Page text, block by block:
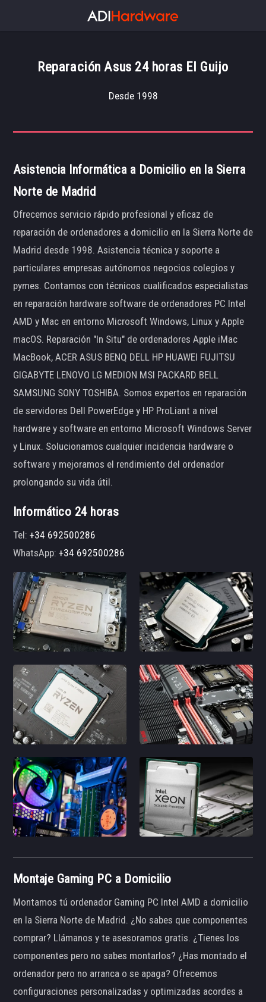
Reparación Asus 24 horas El Guijo
Desde 1998
Asistencia Informática a Domicilio en la Sierra
Norte de Madrid
Ofrecemos servicio rápido profesional y eficaz de
reparación de ordenadores a domicilio en la Sierra Norte de
Madrid desde 1998. Asistencia técnica y soporte a
particulares empresas autónomos negocios colegios y
pymes. Contamos con técnicos cualificados especialistas
en reparación hardware software de ordenadores PC Intel
AMD y Mac en entorno Microsoft Windows, Linux y Apple
macOS. Reparación "In Situ" de ordenadores Apple iMac
MacBook, ACER ASUS BENQ DELL HP HUAWEI FUJITSU
GIGABYTE LENOVO LG MEDION MSI PACKARD BELL
SAMSUNG SONY TOSHIBA. Somos expertos en reparación
de servidores Dell PowerEdge y HP ProLiant a nivel
hardware y software en entorno Microsoft Windows Server
y Linux. Solucionamos cualquier incidencia hardware o
software y mejoramos el rendimiento del ordenador
prolongando su vida útil.
Informático 24 horas
Tel:+34 692500286
WhatsApp:+34 692500286
Montaje Gaming PC a Domicilio
Montamos tú ordenador Gaming PC Intel AMD a domicilio
en la Sierra Norte de Madrid. ¿No sabes que componentes
comprar? Llámanos y te asesoramos gratis. ¿Tienes los
componentes pero no sabes montarlos? ¿Has montado el
ordenador pero no arranca o se apaga? Ofrecemos
configuraciones personalizadas y optimizadas acordes a